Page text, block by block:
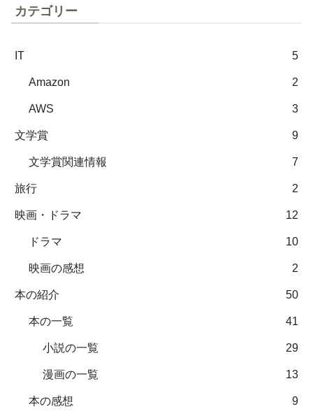
カテゴリー
IT 5
Amazon 2
AWS 3
文学賞 9
文学賞関連情報 7
旅行 2
映画・ドラマ 12
ドラマ 10
映画の感想 2
本の紹介 50
本の一覧 41
小説の一覧 29
漫画の一覧 13
本の感想 9